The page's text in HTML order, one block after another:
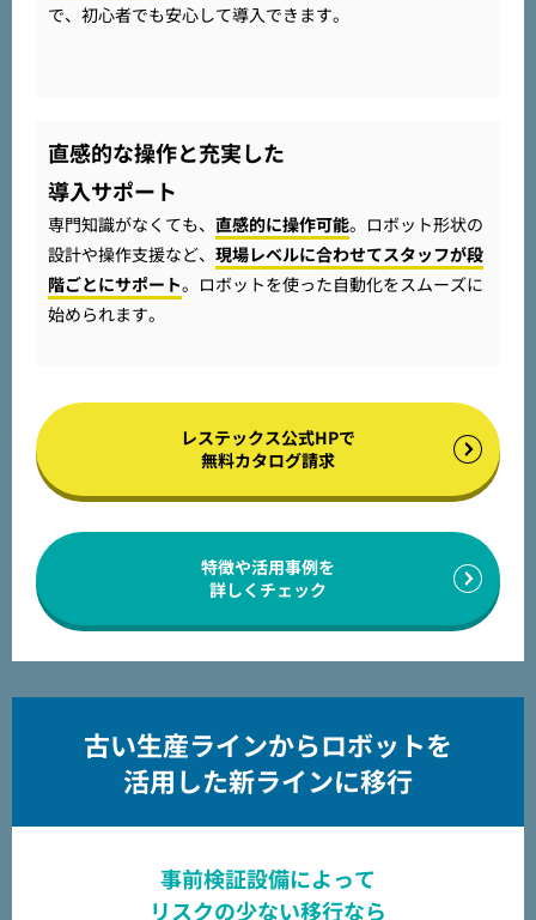
で、初心者でも安心して導入できます。
直感的な操作と充実した
導入サポート
専門知識がなくても、 直感的に操作可能。ロボット形状の
設計や操作支援など、 現場レベルに合わせてスタッフが段
階ごとにサポート。ロボットを使った自動化をスムーズに
始められます。
レステックス公式HPで
無料カタログ請求
特徴や活用事例を
詳しくチェック
古い生産ラインからロボットを
活用した新ラインに移行
事前検証設備によって
リスクの少ない移行なら